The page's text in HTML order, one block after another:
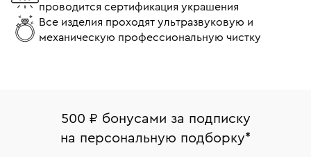
Женские колье
Золотые колье с изумрудом
проводится сертификация украшения
Все изделия проходят ультразвуковую и
механическую профессиональную чистку
500 ₽ бонусами за подписку
на персональную подборку*